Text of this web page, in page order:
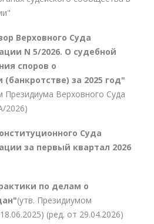
Верховного Суда
N 5/2026. О судебной
споров о
(банкротстве) за 2025 год"
Президиума Верховного Суда
2026)
Суда
за первый квартал 2026
по делам о
(утв. Президиумом
(ред. от 29.04.2026)